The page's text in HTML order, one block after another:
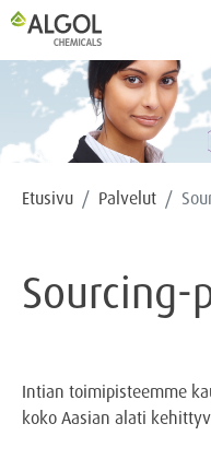
Etusivu Palvelut
Intian toimipisteemme
koko Aasian alati